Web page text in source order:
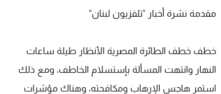
مقدمة نشرة أخبار "تلفزيون لبنان"
خطف خطف الطائرة المصرية الأنظار طيلة ساعات
النهار وانتهت المسألة بإستسلام الخاطف، ومع ذلك
استمر هاجس الإرهاب ومكافحته، وهناك مؤشرات